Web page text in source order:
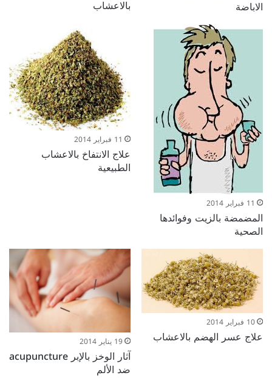
الاباضة بالاعشاب
11 فبراير 2014
المضمضة بالزيت وفوائدها
الصحية
11 فبراير 2014
علاج الانتفاخ بالاعشاب
الطبيعية
10 فبراير 2014
علاج عسر الهضم بالاعشاب 19 يناير 2014
آثار الوخز بالإبر acupuncture
ضد الألم